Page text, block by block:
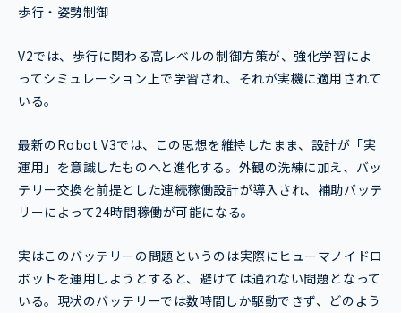
歩行・姿勢制御
V2では、歩行に関わる高レベルの制御方策が、強化学習によ
ってシミュレーション上で学習され、それが実機に適用されて
いる。
最新のRobot V3では、この思想を維持したまま、設計が「実
運用」を意識したものへと進化する。外観の洗練に加え、バッ
テリー交換を前提とした連続稼働設計が導入され、補助バッテ
リーによって24時間稼働が可能になる。
実はこのバッテリーの問題というのは実際にヒューマノイドロ
ボットを運用しようとすると、避けては通れない問題となって
いる。現状のバッテリーでは数時間しか駆動できず、どのよう